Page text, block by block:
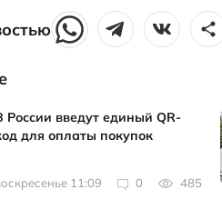
России введут единый QR-
для оплаты покупок
11:09 0 485